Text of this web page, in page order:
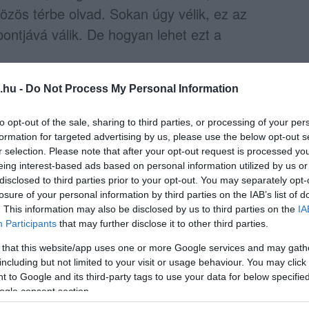
- Do Not Process My Personal Information
opt-out of the sale, sharing to third parties, or processing of your
for targeted advertising by us, please use the below opt-out
selection. Please note that after your opt-out request is processed
interest-based ads based on personal information utilized by us
to third parties prior to your opt-out. You may separately
of your personal information by third parties on the IAB’s list of
This information may also be disclosed by us to third parties on the
Participants that may further disclose it to other third parties.
that this website/app uses one or more Google services and may
but not limited to your visit or usage behaviour. You may
to Google and its third-party tags to use your data for below
consent section.
térbe olvad. Sokan úgy vélik, ez az
válik. De hogyan lehet ezt a
eleme a konyhasziget, ami
csupán munkaasztalként funkcionál,
alkalmazható előkészítő vagy reggeliző
pedig sosem kell elvonulnunk
hatást érhetsz el azAmonstone-nál
sarkalatos kérdés. Akit az
érdemes természetes kövek mellett
remek választás, ha a konyha